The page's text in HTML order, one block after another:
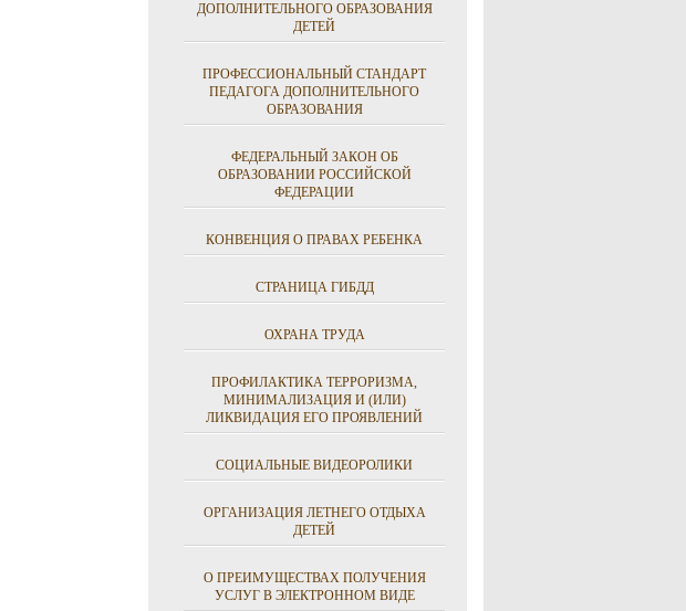
ДОПОЛНИТЕЛЬНОГО ОБРАЗОВАНИЯ
ДЕТЕЙ
ПРОФЕССИОНАЛЬНЫЙ СТАНДАРТ
ПЕДАГОГА ДОПОЛНИТЕЛЬНОГО
ОБРАЗОВАНИЯ
ФЕДЕРАЛЬНЫЙ ЗАКОН ОБ
ОБРАЗОВАНИИ РОССИЙСКОЙ
ФЕДЕРАЦИИ
КОНВЕНЦИЯ О ПРАВАХ РЕБЕНКА
СТРАНИЦА ГИБДД
ОХРАНА ТРУДА
ПРОФИЛАКТИКА ТЕРРОРИЗМА,
МИНИМАЛИЗАЦИЯ И (ИЛИ)
ЛИКВИДАЦИЯ ЕГО ПРОЯВЛЕНИЙ
СОЦИАЛЬНЫЕ ВИДЕОРОЛИКИ
ОРГАНИЗАЦИЯ ЛЕТНЕГО ОТДЫХА
ДЕТЕЙ
О ПРЕИМУЩЕСТВАХ ПОЛУЧЕНИЯ
УСЛУГ В ЭЛЕКТРОННОМ ВИДЕ